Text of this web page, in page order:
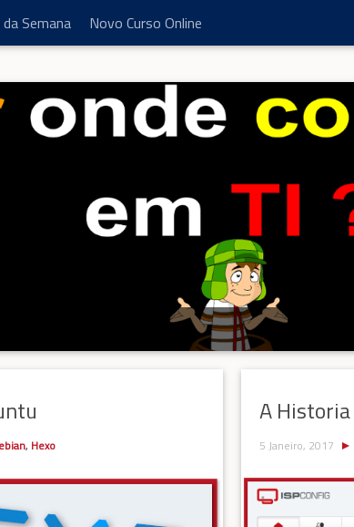
Semana Novo Curso Online
, Hexo
A
5 Janeiro, 2017